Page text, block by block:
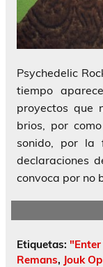
Psychedelic
tiempo
proyectos que
brios, por
sonido, por la
declaraciones
convoca por no
Etiquetas:
Remans, Jouk